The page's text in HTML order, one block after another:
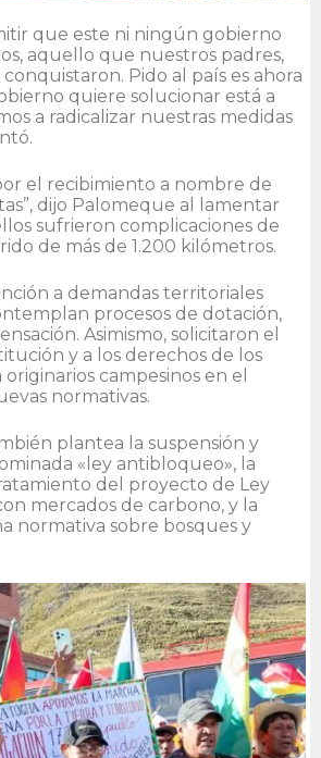
que este ni ningún gobierno
aquello que nuestros padres,
Pido al país es ahora
quiere solucionar está a
a radicalizar nuestras medidas
el recibimiento a nombre de
dijo Palomeque al lamentar
sufrieron complicaciones de
de más de 1.200 kilómetros.
a demandas territoriales
procesos de dotación,
Asimismo, solicitaron el
y a los derechos de los
campesinos en el
normativas.
plantea la suspensión y
«ley antibloqueo», la
del proyecto de Ley
mercados de carbono, y la
normativa sobre bosques y